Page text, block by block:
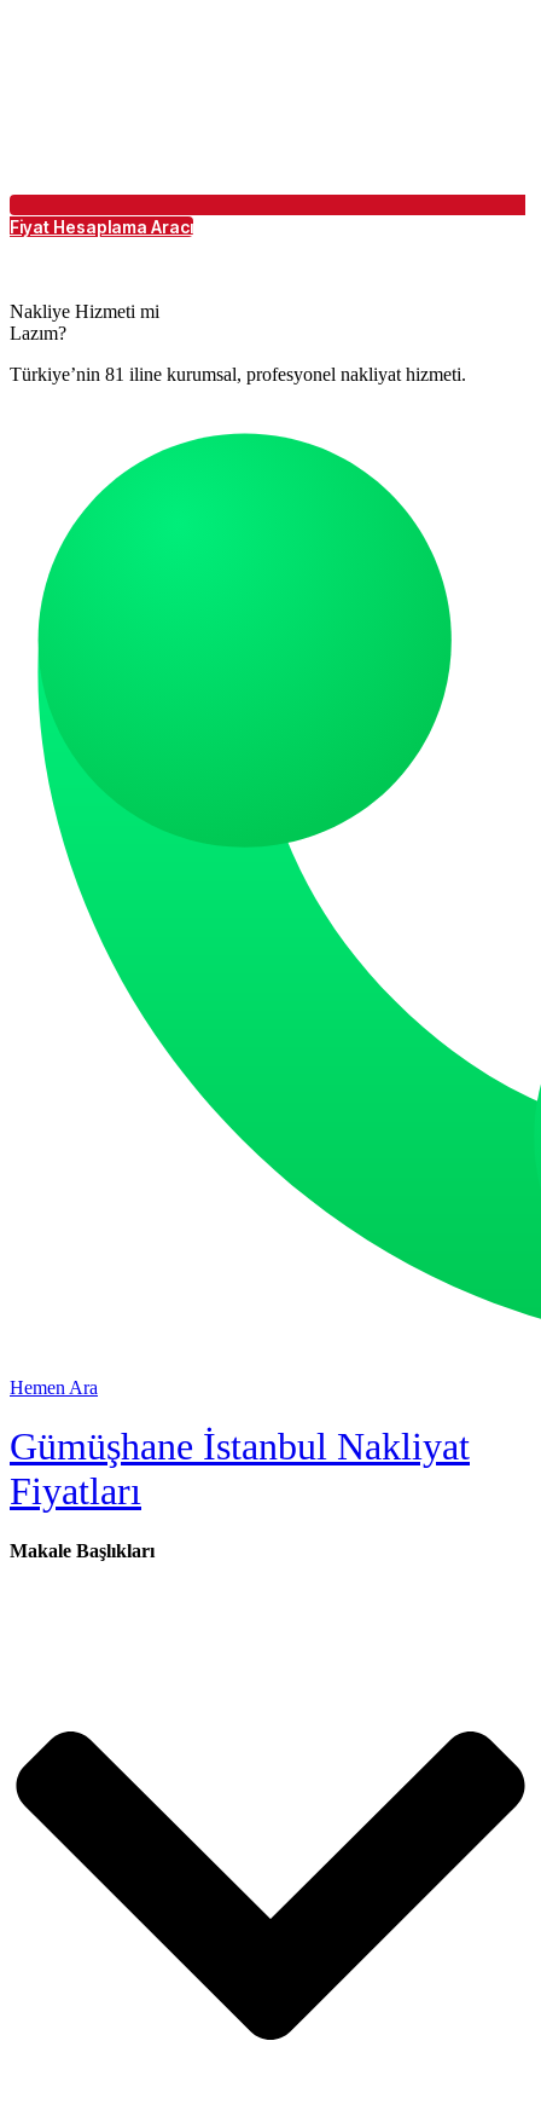
Fiyat Hesaplama Aracı
Nakliye Hizmeti mi
Lazım?
Türkiye’nin 81 iline kurumsal, profesyonel nakliyat hizmeti.
Hemen Ara
Gümüşhane İstanbul Nakliyat
Fiyatları
Makale Başlıkları